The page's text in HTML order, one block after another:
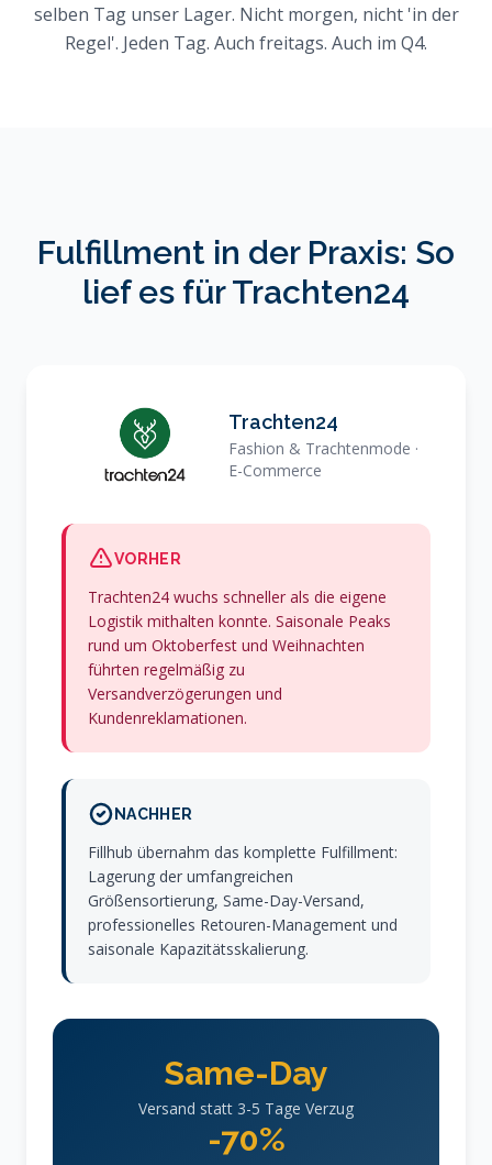
selben Tag unser Lager. Nicht morgen, nicht 'in der
Regel'. Jeden Tag. Auch freitags. Auch im Q4.
Fulfillment in der Praxis: So
lief es für Trachten24
Trachten24
Fashion & Trachtenmode ·
E-Commerce
VORHER
Trachten24 wuchs schneller als die eigene
Logistik mithalten konnte. Saisonale Peaks
rund um Oktoberfest und Weihnachten
führten regelmäßig zu
Versandverzögerungen und
Kundenreklamationen.
NACHHER
Fillhub übernahm das komplette Fulfillment:
Lagerung der umfangreichen
Größensortierung, Same-Day-Versand,
professionelles Retouren-Management und
saisonale Kapazitätsskalierung.
Same-Day
Versand statt 3-5 Tage Verzug
-70%